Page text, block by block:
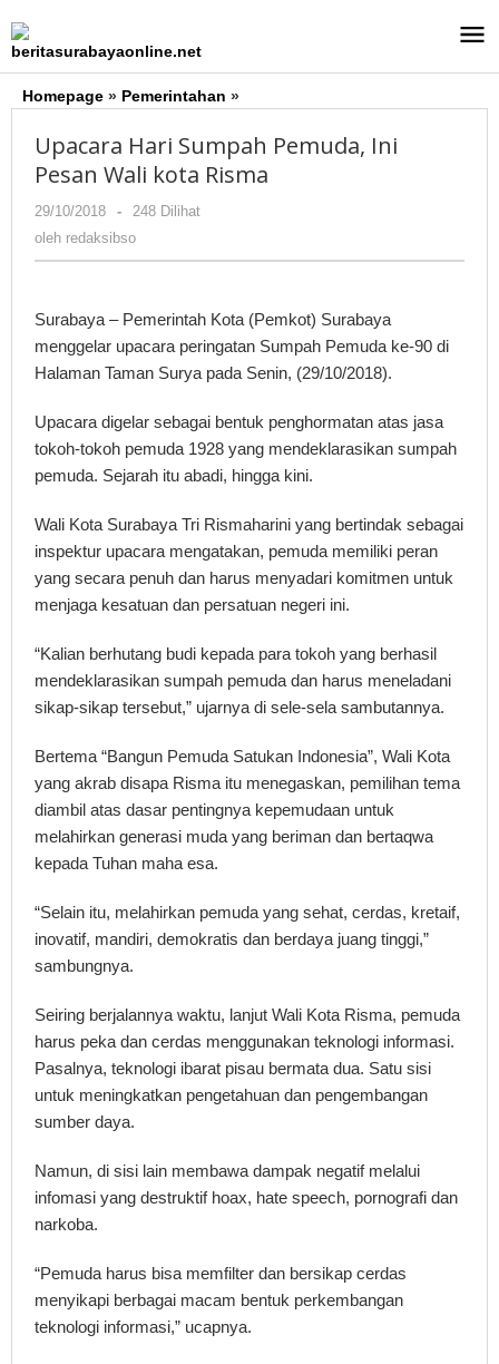
ke
konten
Homepage » Pemerintahan »
Sumpah
kota
Upacara Hari Sumpah Pemuda, Ini
Pesan Wali kota Risma
29/10/2018
oleh
redaksibso
-
248 Dilihat
oleh redaksibso
Surabaya – Pemerintah Kota (Pemkot) Surabaya
menggelar upacara peringatan Sumpah Pemuda ke-90 di
Halaman Taman Surya pada Senin, (29/10/2018).
Upacara digelar sebagai bentuk penghormatan atas jasa
tokoh-tokoh pemuda 1928 yang mendeklarasikan sumpah
pemuda. Sejarah itu abadi, hingga kini.
Wali Kota Surabaya Tri Rismaharini yang bertindak sebagai
inspektur upacara mengatakan, pemuda memiliki peran
yang secara penuh dan harus menyadari komitmen untuk
menjaga kesatuan dan persatuan negeri ini.
“Kalian berhutang budi kepada para tokoh yang berhasil
mendeklarasikan sumpah pemuda dan harus meneladani
sikap-sikap tersebut,” ujarnya di sele-sela sambutannya.
Bertema “Bangun Pemuda Satukan Indonesia”, Wali Kota
yang akrab disapa Risma itu menegaskan, pemilihan tema
diambil atas dasar pentingnya kepemudaan untuk
melahirkan generasi muda yang beriman dan bertaqwa
kepada Tuhan maha esa.
“Selain itu, melahirkan pemuda yang sehat, cerdas, kretaif,
inovatif, mandiri, demokratis dan berdaya juang tinggi,”
sambungnya.
Seiring berjalannya waktu, lanjut Wali Kota Risma, pemuda
harus peka dan cerdas menggunakan teknologi informasi.
Pasalnya, teknologi ibarat pisau bermata dua. Satu sisi
untuk meningkatkan pengetahuan dan pengembangan
sumber daya.
Namun, di sisi lain membawa dampak negatif melalui
infomasi yang destruktif hoax, hate speech, pornografi dan
narkoba.
“Pemuda harus bisa memfilter dan bersikap cerdas
menyikapi berbagai macam bentuk perkembangan
teknologi informasi,” ucapnya.